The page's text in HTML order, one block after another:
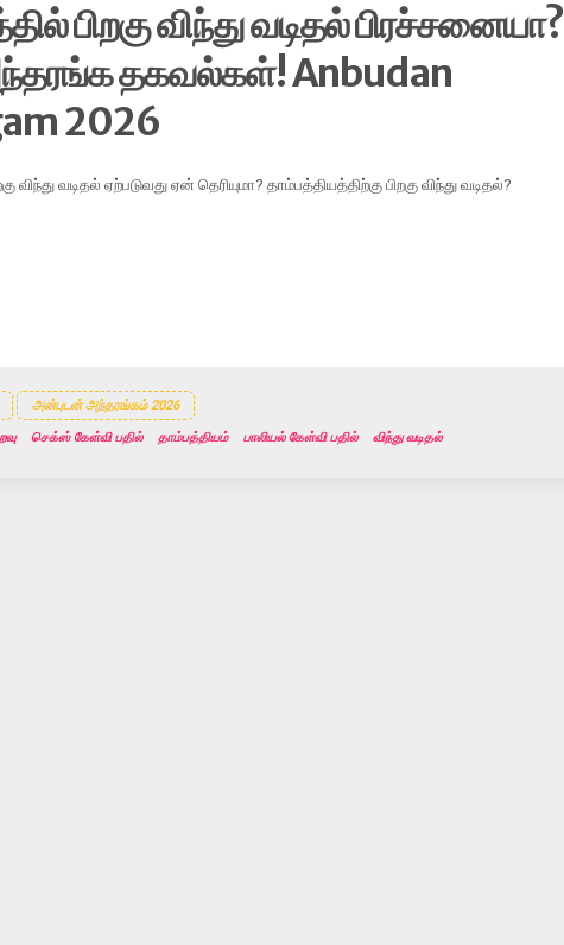
பிறகு விந்து வடிதல் பிரச்சனையா?
தகவல்கள்! Anbudan
2026
விந்து வடிதல் ஏற்படுவது ஏன் தெரியுமா? தாம்பத்தியத்திற்கு பிறகு விந்து வடிதல்?
அன்புடன் அந்தரங்கம் 2026
செக்ஸ் கேள்வி பதில் தாம்பத்தியம் பாலியல் கேள்வி பதில் விந்து வடிதல்